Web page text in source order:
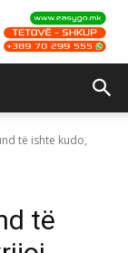
të ishte kudo,
të